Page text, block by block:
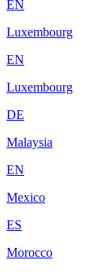
EN
Luxembourg
EN
Luxembourg
DE
Malaysia
EN
Mexico
ES
Morocco